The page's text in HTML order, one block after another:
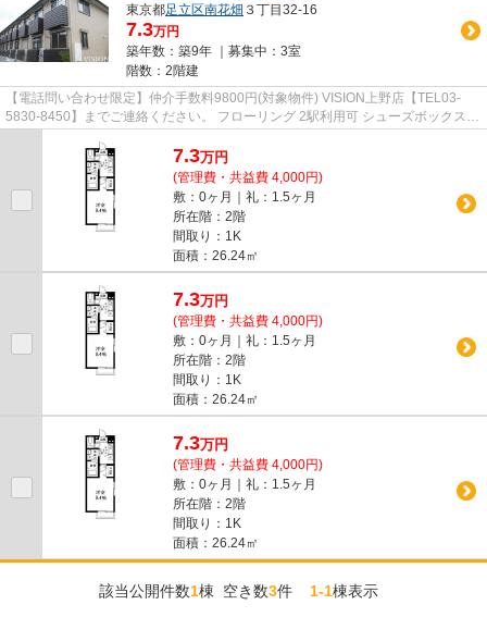
東京都足立区南花畑 ３丁目32-16
7.3万円
築年数：築9年 ｜募集中： 3室
階数：2階建
【電話問い合わせ限定】仲介手数料9800円(対象物件) VISION上野店【TEL03-
5830-8450】までご連絡ください。 フローリング 2駅利用可 シューズボックス
バストイレ別 南面バルコニー
7.3万円
(管理費・共益費 4,000円)
敷：0ヶ月｜礼：1.5ヶ月
所在階：2階
間取り：1K
面積：26.24㎡
7.3万円
(管理費・共益費 4,000円)
敷：0ヶ月｜礼：1.5ヶ月
所在階：2階
間取り：1K
面積：26.24㎡
7.3万円
(管理費・共益費 4,000円)
敷：0ヶ月｜礼：1.5ヶ月
所在階：2階
間取り：1K
面積：26.24㎡
該当公開件数1棟 空き数3件1-1棟表示